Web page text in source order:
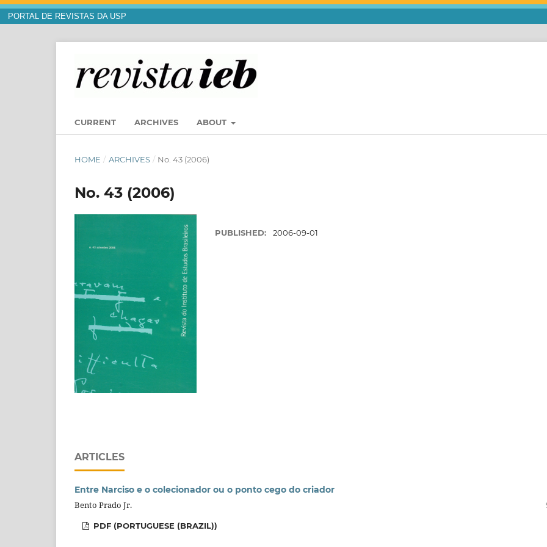
PORTAL DE REVISTAS DA USP
CURRENT ARCHIVES ABOUT
HOME / ARCHIVES / No. 43 (2006)
No. 43 (2006)
PUBLISHED: 2006-09-01
ARTICLES
Entre Narciso e o colecionador ou o ponto cego do criador
Bento Prado Jr.
PDF (PORTUGUESE (BRAZIL))